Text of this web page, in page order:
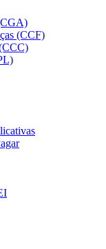
(CCF)